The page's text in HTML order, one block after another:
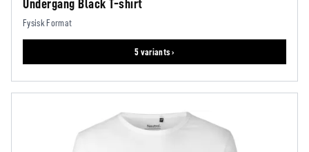
Undergang Black T-shirt
Fysisk Format
5 variants ›